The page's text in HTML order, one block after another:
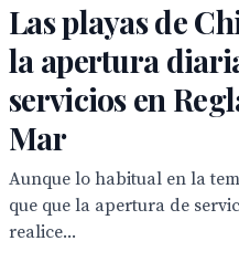
Las playas de
la apertura
servicios en
Mar
Aunque lo habitual en la
que que la apertura de
realice...